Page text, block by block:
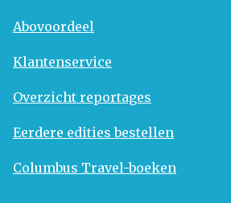
Abovoordeel
Klantenservice
Overzicht reportages
Eerdere edities bestellen
Columbus Travel-boeken